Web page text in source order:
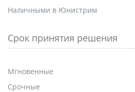
Наличными в Юнистрим
Срок принятия решения
Мгновенные
Срочные